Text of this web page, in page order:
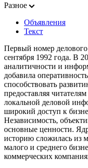
Разное
Объявления
Текст
Первый номер
сентября 1992 года. В
аналитичности и
добавила
способствовать
предоставляя
локальной деловой
широкий доступ к
Независимость,
основные ценности.
историю сложилась из
малого и среднего
коммерческих